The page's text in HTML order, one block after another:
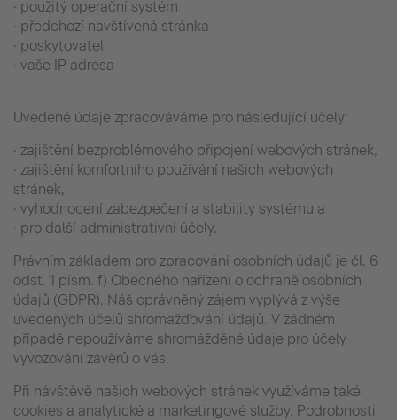
· použitý operační systém
· předchozí navštívená stránka
· poskytovatel
· vaše IP adresa
Uvedené údaje zpracováváme pro následující účely:
· zajištění bezproblémového připojení webových stránek,
· zajištění komfortního používání našich webových
stránek,
· vyhodnocení zabezpečení a stability systému a
· pro další administrativní účely.
Právním základem pro zpracování osobních údajů je čl. 6
odst. 1 písm. f) Obecného nařízení o ochraně osobních
údajů (GDPR). Náš oprávněný zájem vyplývá z výše
uvedených účelů shromažďování údajů. V žádném
případě nepoužíváme shromážděné údaje pro účely
vyvozování závěrů o vás.
Při návštěvě našich webových stránek využíváme také
cookies a analytické a marketingové služby. Podrobnosti